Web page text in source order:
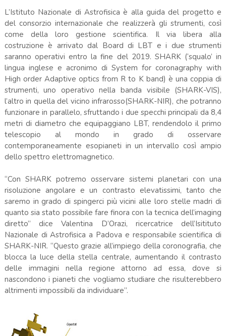
L’Istituto Nazionale di Astrofisica è alla guida del progetto e
del consorzio internazionale che realizzerà gli strumenti, così
come della loro gestione scientifica. Il via libera alla
costruzione è arrivato dal Board di LBT e i due strumenti
saranno operativi entro la fine del 2019. SHARK (‘squalo’ in
lingua inglese e acronimo di System for coronagraphy with
High order Adaptive optics from R to K band) è una coppia di
strumenti, uno operativo nella banda visibile (SHARK-VIS),
l’altro in quella del vicino infrarosso(SHARK-NIR), che potranno
funzionare in parallelo, sfruttando i due specchi principali da 8,4
metri di diametro che equipaggiano LBT, rendendolo il primo
telescopio al mondo in grado di osservare
contemporaneamente esopianeti in un intervallo così ampio
dello spettro elettromagnetico.
“Con SHARK potremo osservare sistemi planetari con una
risoluzione angolare e un contrasto elevatissimi, tanto che
saremo in grado di spingerci più vicini alle loro stelle madri di
quanto sia stato possibile fare finora con la tecnica dell’imaging
diretto” dice Valentina D’Orazi, ricercatrice dell’Isitituto
Nazionale di Astrofisica a Padova e responsabile scientifica di
SHARK-NIR. “Questo grazie all’impiego della coronografia, che
blocca la luce della stella centrale, aumentando il contrasto
delle immagini nella regione attorno ad essa, dove si
nascondono i pianeti che vogliamo studiare che risulterebbero
altrimenti impossibili da individuare”.